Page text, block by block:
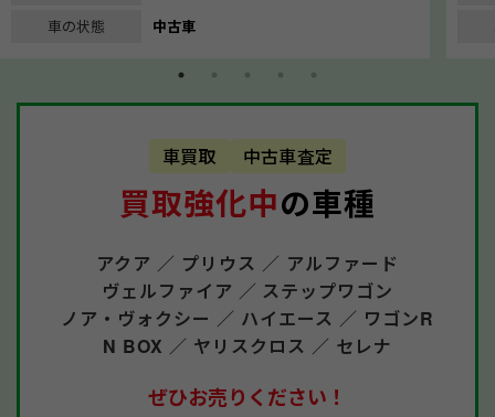
車の状態
中古車
車買取 中古車査定
買取強化中の車種
アクア ／ プリウス ／ アルファード
ヴェルファイア ／ ステップワゴン
ノア・ヴォクシー ／ ハイエース ／ ワゴンR
N BOX ／ ヤリスクロス ／ セレナ
ぜひお売りください！